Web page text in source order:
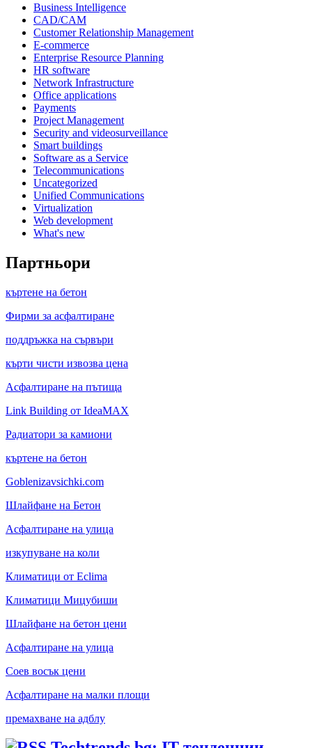
Business Intelligence
CAD/CAM
Customer Relationship Management
E-commerce
Enterprise Resource Planning
HR software
Network Infrastructure
Office applications
Payments
Project Management
Security and videosurveillance
Smart buildings
Software as a Service
Telecommunications
Uncategorized
Unified Communications
Virtualization
Web development
What's new
Партньори
къртене на бетон
Фирми за асфалтиране
поддръжка на сървъри
кърти чисти извозва цена
Асфалтиране на пътища
Link Building от IdeaMAX
Радиатори за камиони
къртене на бетон
Goblenizavsichki.com
Шлайфане на Бетон
Асфалтиране на улица
изкупуване на коли
Климатици от Eclima
Климатици Мицубиши
Шлайфане на бетон цени
Асфалтиране на улица
Соев восък цени
Асфалтиране на малки площи
премахване на адблу